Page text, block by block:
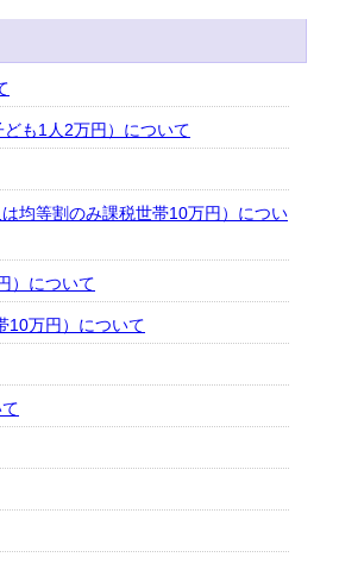
も1人2万円）について
均等割のみ課税世帯10万円）につい
）について
10万円）について